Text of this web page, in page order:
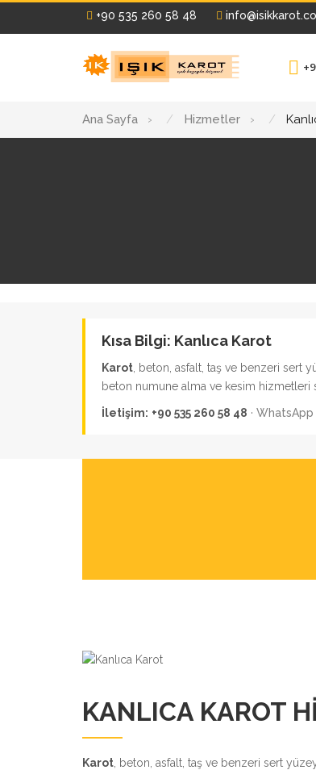
+90 535 260 58 48
Ana Sayfa › Hizmetler ›
Kısa Bilgi: Kanlıca Karot
Karot , beton, asfalt, taş ve benzeri sert
beton numune alma ve kesim hizmetleri
İletişim: +90 535 260 58 48 · WhatsApp
KANLICA KAROT
Karot , beton, asfalt, taş ve benzeri sert